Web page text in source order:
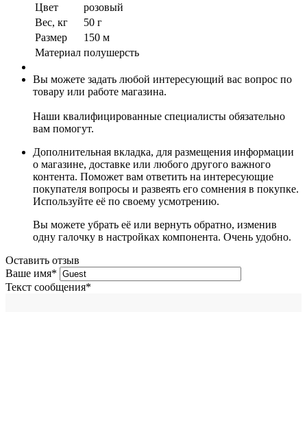
Цвет
розовый
Вес, кг
50 г
Размер
150 м
Материал полушерсть
Вы можете задать любой интересующий вас вопрос по
товару или работе магазина.
Наши квалифицированные специалисты обязательно
вам помогут.
Дополнительная вкладка, для размещения информации
о магазине, доставке или любого другого важного
контента. Поможет вам ответить на интересующие
покупателя вопросы и развеять его сомнения в покупке.
Используйте её по своему усмотрению.
Вы можете убрать её или вернуть обратно, изменив
одну галочку в настройках компонента. Очень удобно.
Оставить отзыв
Ваше имя*
Текст сообщения*